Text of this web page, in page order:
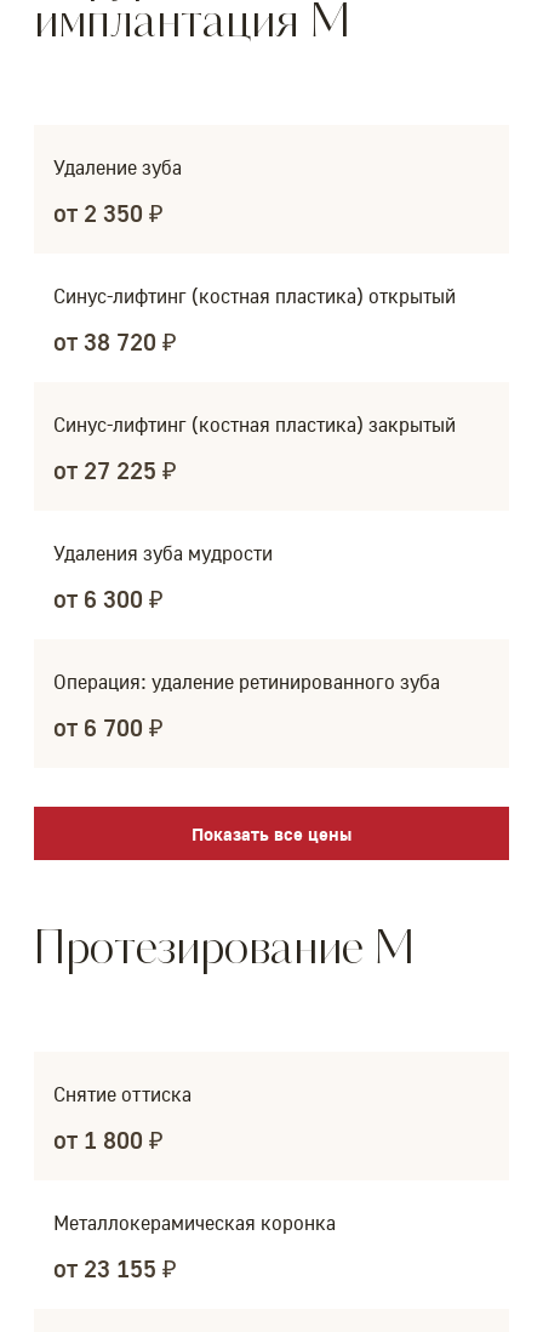
имплантация M
Удаление зуба
от 2 350 ₽
Синус-лифтинг (костная пластика) открытый
от 38 720 ₽
Синус-лифтинг (костная пластика) закрытый
от 27 225 ₽
Удаления зуба мудрости
от 6 300 ₽
Операция: удаление ретинированного зуба
от 6 700 ₽
Показать все цены
Протезирование M
Снятие оттиска
от 1 800 ₽
Металлокерамическая коронка
от 23 155 ₽